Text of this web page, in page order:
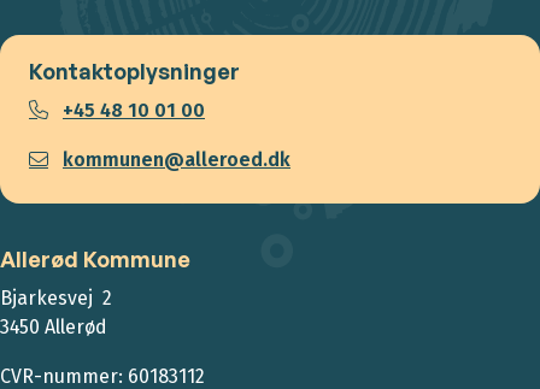
Kontaktoplysninger
+45 48 10 01 00
kommunen@alleroed.dk
Allerød Kommune
Bjarkesvej 2
3450 Allerød
CVR-nummer: 60183112